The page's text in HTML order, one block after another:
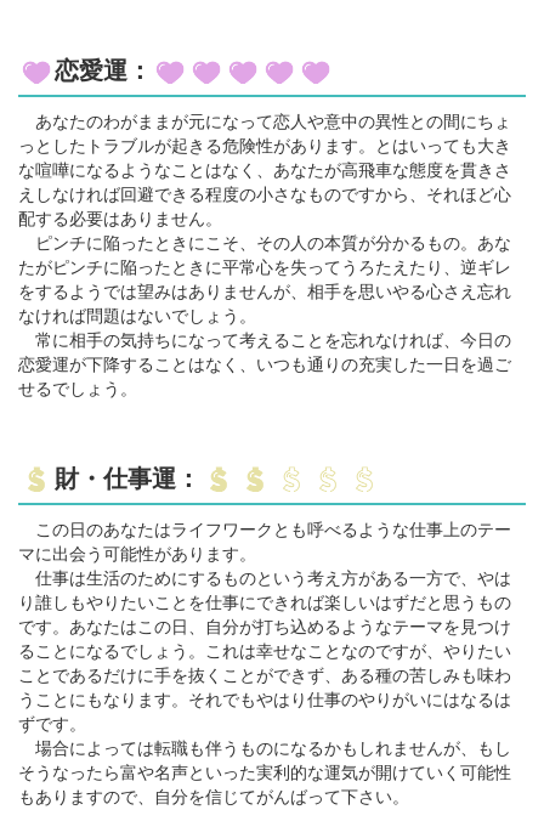
恋愛運：
あなたのわがままが元になって恋人や意中の異性との間にちょ
っとしたトラブルが起きる危険性があります。とはいっても大き
な喧嘩になるようなことはなく、あなたが高飛車な態度を貫きさ
えしなければ回避できる程度の小さなものですから、それほど心
配する必要はありません。
ピンチに陥ったときにこそ、その人の本質が分かるもの。あな
たがピンチに陥ったときに平常心を失ってうろたえたり、逆ギレ
をするようでは望みはありませんが、相手を思いやる心さえ忘れ
なければ問題はないでしょう。
常に相手の気持ちになって考えることを忘れなければ、今日の
恋愛運が下降することはなく、いつも通りの充実した一日を過ご
せるでしょう。
財・仕事運：
この日のあなたはライフワークとも呼べるような仕事上のテー
マに出会う可能性があります。
仕事は生活のためにするものという考え方がある一方で、やは
り誰しもやりたいことを仕事にできれば楽しいはずだと思うもの
です。あなたはこの日、自分が打ち込めるようなテーマを見つけ
ることになるでしょう。これは幸せなことなのですが、やりたい
ことであるだけに手を抜くことができず、ある種の苦しみも味わ
うことにもなります。それでもやはり仕事のやりがいにはなるは
ずです。
場合によっては転職も伴うものになるかもしれませんが、もし
そうなったら富や名声といった実利的な運気が開けていく可能性
もありますので、自分を信じてがんばって下さい。